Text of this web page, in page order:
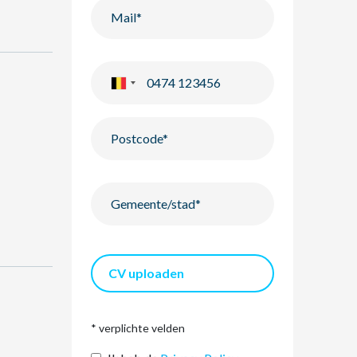
CV uploaden
* verplichte velden